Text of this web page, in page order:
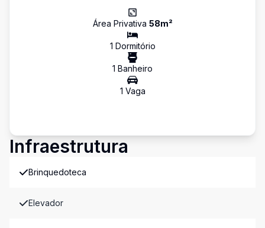
Área Privativa 58m²
1 Dormitório
1 Banheiro
1 Vaga
Infraestrutura
Brinquedoteca
Elevador